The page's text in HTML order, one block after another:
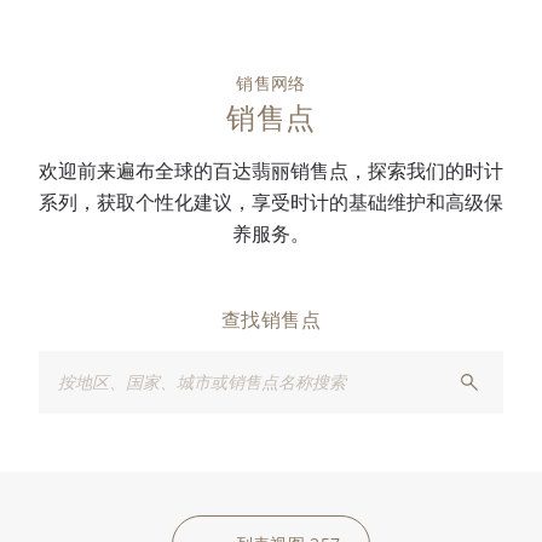
销售网络
销售点
欢迎前来遍布全球的百达翡丽销售点，探索我们的时计
系列，获取个性化建议，享受时计的基础维护和高级保
养服务。
查找销售点